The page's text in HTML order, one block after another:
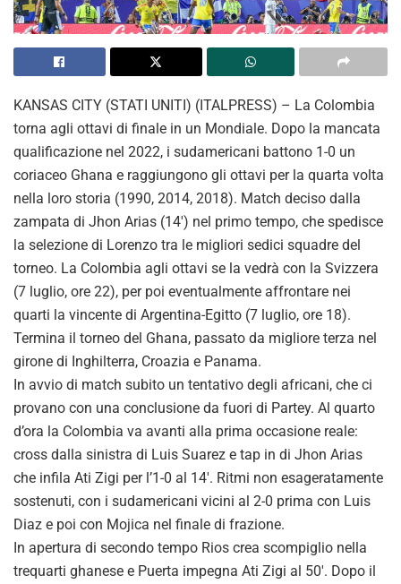
KANSAS CITY (STATI UNITI) (ITALPRESS) – La Colombia
torna agli ottavi di finale in un Mondiale. Dopo la mancata
qualificazione nel 2022, i sudamericani battono 1-0 un
coriaceo Ghana e raggiungono gli ottavi per la quarta volta
nella loro storia (1990, 2014, 2018). Match deciso dalla
zampata di Jhon Arias (14′) nel primo tempo, che spedisce
la selezione di Lorenzo tra le migliori sedici squadre del
torneo. La Colombia agli ottavi se la vedrà con la Svizzera
(7 luglio, ore 22), per poi eventualmente affrontare nei
quarti la vincente di Argentina-Egitto (7 luglio, ore 18).
Termina il torneo del Ghana, passato da migliore terza nel
girone di Inghilterra, Croazia e Panama.
In avvio di match subito un tentativo degli africani, che ci
provano con una conclusione da fuori di Partey. Al quarto
d’ora la Colombia va avanti alla prima occasione reale:
cross dalla sinistra di Luis Suarez e tap in di Jhon Arias
che infila Ati Zigi per l’1-0 al 14′. Ritmi non esageratamente
sostenuti, con i sudamericani vicini al 2-0 prima con Luis
Diaz e poi con Mojica nel finale di frazione.
In apertura di secondo tempo Rios crea scompiglio nella
trequarti ghanese e Puerta impegna Ati Zigi al 50′. Dopo il